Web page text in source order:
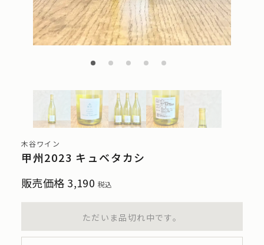
木谷ワイン
甲州2023 キュベタカシ
販売価格 3,190 税込
ただいま品切れ中です。